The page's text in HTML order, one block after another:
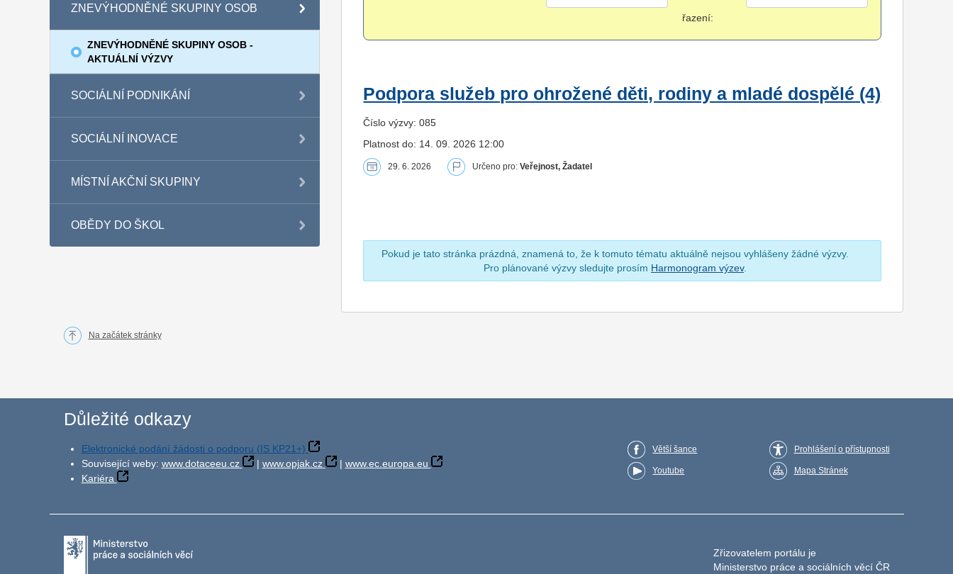
ZNEVÝHODNĚNÉ SKUPINY OSOB
ZNEVÝHODNĚNÉ SKUPINY OSOB -
AKTUÁLNÍ VÝZVY
SOCIÁLNÍ PODNIKÁNÍ
SOCIÁLNÍ INOVACE
MÍSTNÍ AKČNÍ SKUPINY
OBĚDY DO ŠKOL
řazení:
Podpora služeb pro ohrožené děti, rodiny a mladé dospělé (4)
Číslo výzvy: 085
Platnost do: 14. 09. 2026 12:00
29. 6. 2026 Určeno pro:Veřejnost, Žadatel
Pokud je tato stránka prázdná, znamená to, že k tomuto tématu aktuálně nejsou vyhlášeny žádné výzvy.
Pro plánované výzvy sledujte prosím Harmonogram výzev.
Na začátek stránky
Důležité odkazy
Elektronické podání žádosti o podporu (IS KP21+)
Související weby: www.dotaceeu.cz | www.opjak.cz | www.ec.europa.eu
Kariéra
Větší šance
Youtube
Prohlášení o přístupnosti
Mapa Stránek
Zřizovatelem portálu je
Ministerstvo práce a sociálních věcí ČR